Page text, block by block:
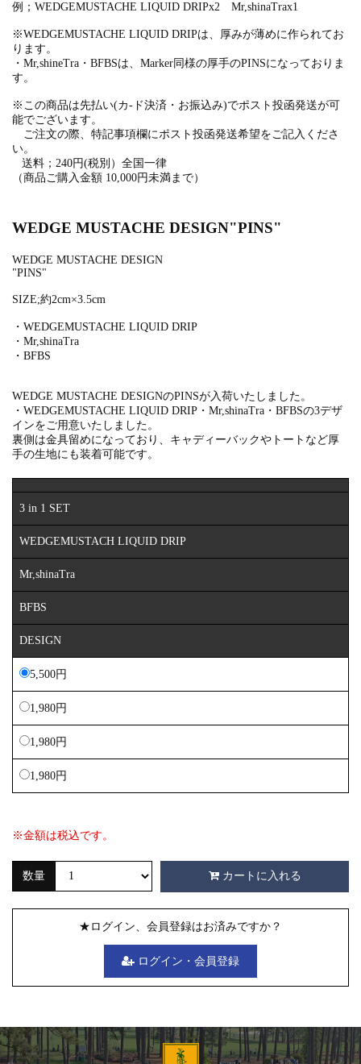
例； WEDGEMUSTACHE LIQUID DRIPx2 Mr,shinaTrax1
※WEDGEMUSTACHE LIQUID DRIPは、厚みが薄めに作られてお
ります。
・Mr,shineTra ・BFBSは、Marker同様の厚手のPINSになっておりま
す。
※この商品は先払い(カ-ド決済・お振込み)でポスト投函発送が可
能でございます。
ご注文の際、特記事項欄にポスト投函発送希望をご記入くださ
い。
送料；240円(税別）全国一律
（商品ご購入金額 10,000円未満まで）
WEDGE MUSTACHE DESIGN"PINS"
WEDGE MUSTACHE DESIGN
"PINS"
SIZE;約2cm×3.5cm
・WEDGEMUSTACHE LIQUID DRIP
・Mr,shinaTra
・BFBS
WEDGE MUSTACHE DESIGNのPINSが入荷いたしました。
・WEDGEMUSTACHE LIQUID DRIP ・Mr,shinaTra ・BFBSの3デザ
インをご用意いたしました。
裏側は金具留めになっており、キャディーバックやトートなど厚
手の生地にも装着可能です。
3 in 1 SET
WEDGEMUSTACH LIQUID DRIP
Mr,shinaTra
BFBS
DESIGN
5,500円
1,980円
1,980円
1,980円
※金額は税込です。
数量 カートに入れる
★ログイン、会員登録はお済みですか？
ログイン・会員登録